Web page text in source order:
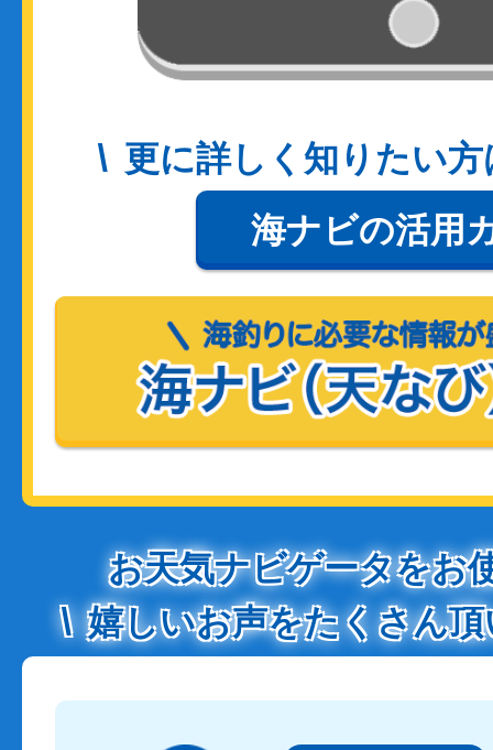
更に詳しく知りたい
海ナビの活用
お天気ナビゲータをお
嬉しいお声をたくさん